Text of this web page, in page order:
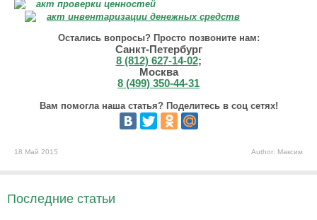
Остались вопросы? Просто позвоните нам:
Санкт-Петербург
8 (812) 627-14-02;
Москва
8 (499) 350-44-31
Вам помогла наша статья? Поделитесь в соц сетях!
18 Май 2015 Author: Максим
Последние статьи